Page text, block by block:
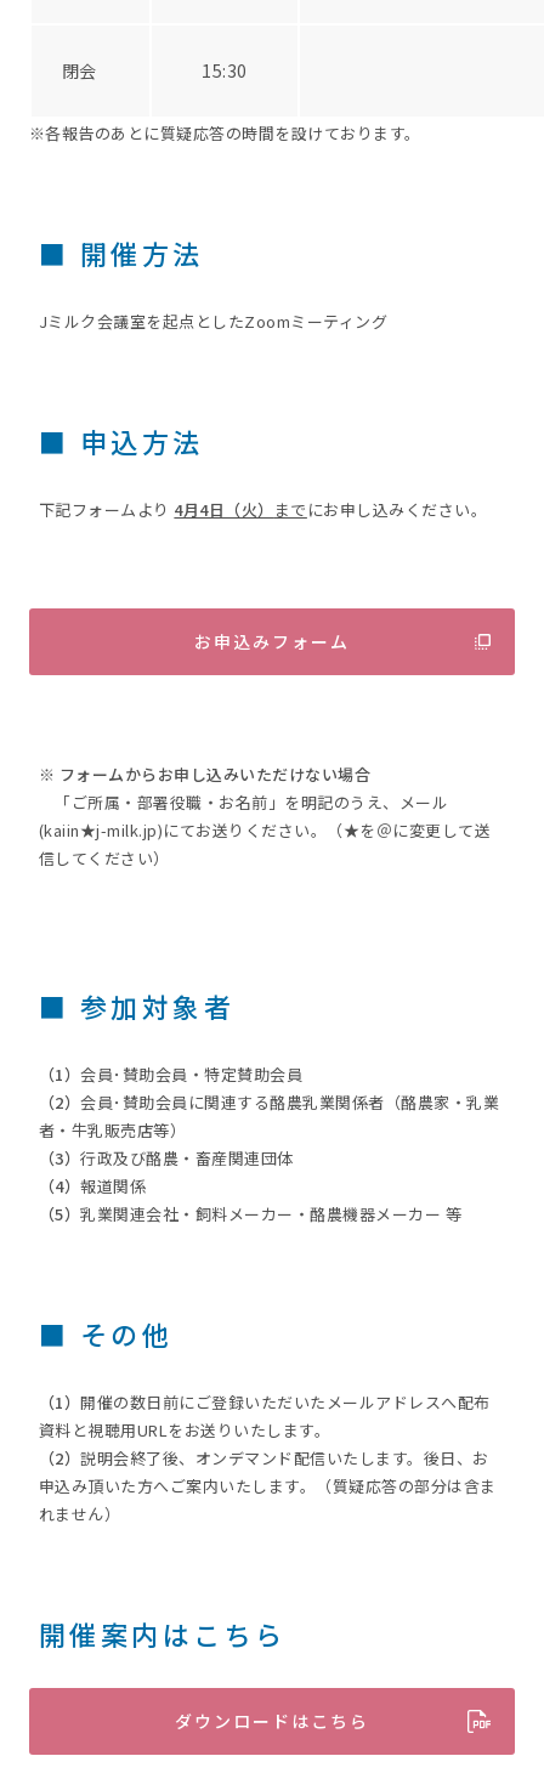
閉会 15:30
※各報告のあとに質疑応答の時間を設けております。
■ 開催方法
Jミルク会議室を起点としたZoomミーティング
■ 申込方法
下記フォームより 4月4日（火） まで にお申し込みください。
お申込みフォーム
※ フォームからお申し込みいただけない場合
「ご所属・部署役職・お名前」を明記のうえ、メール
(kaiin★j-milk.jp)にてお送りください。（★を＠に変更して送
信してください）
■ 参加対象者
（1）会員･賛助会員・特定賛助会員
（2）会員･賛助会員に関連する酪農乳業関係者（酪農家・乳業
者・牛乳販売店等）
（3）行政及び酪農・畜産関連団体
（4）報道関係
（5）乳業関連会社・飼料メーカー・酪農機器メーカー 等
■ その他
（1）開催の数日前にご登録いただいたメールアドレスへ配布
資料と視聴用URLをお送りいたします。
（2）説明会終了後、オンデマンド配信いたします。後日、お
申込み頂いた方へご案内いたします。（質疑応答の部分は含ま
れません）
開催案内はこちら
ダウンロードはこちら